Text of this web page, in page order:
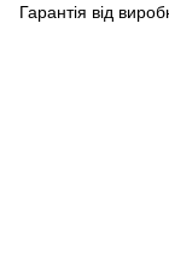
Гарантія від